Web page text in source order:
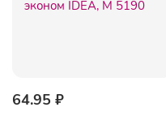
64.95 ₽